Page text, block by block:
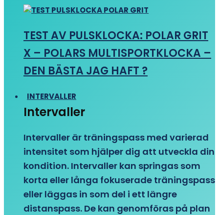
TEST AV PULSKLOCKA: POLAR GRIT
X – POLARS MULTISPORTKLOCKA –
DEN BÄSTA JAG HAFT ?
INTERVALLER
Intervaller
Intervaller är träningspass med varierad
intensitet som hjälper dig att utveckla din
kondition. Intervaller kan springas som
korta eller långa fokuserade träningspass
eller läggas in som del i ett längre
distanspass. De kan genomföras på plan